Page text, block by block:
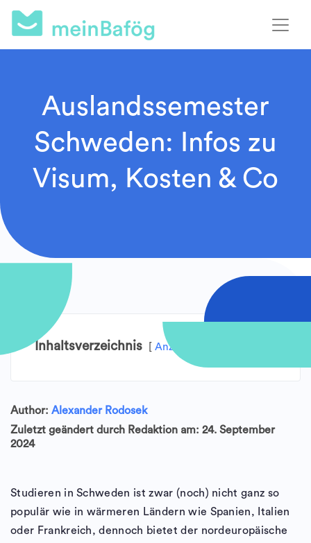
Auslandssemester
Schweden: Infos zu
Visum, Kosten & Co
Inhaltsverzeichnis Anzeigen
Author: Alexander Rodosek
Zuletzt geändert durch Redaktion am: 24. September
2024
Studieren in Schweden ist zwar (noch) nicht ganz so
populär wie in wärmeren Ländern wie Spanien, Italien
oder Frankreich, dennoch bietet der nordeuropäische